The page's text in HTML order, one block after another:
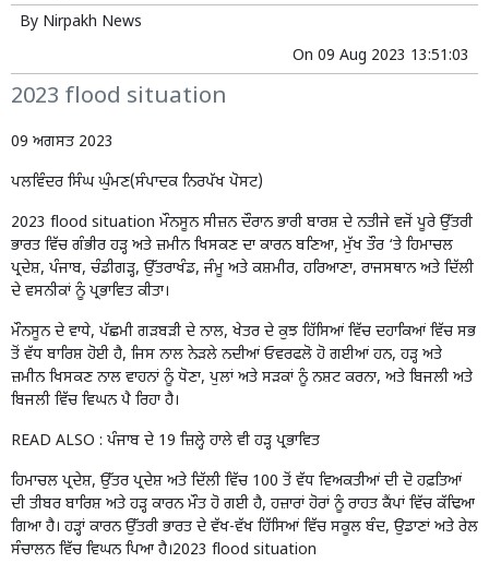
By Nirpakh News
On 09 Aug 2023 13:51:03
2023 flood situation
09 ਅਗਸਤ 2023
ਪਲਵਿੰਦਰ ਸਿੰਘ ਘੁੰਮਣ(ਸੰਪਾਦਕ ਨਿਰਪੱਖ ਪੋਸਟ)
2023 flood situation ਮੌਨਸੂਨ ਸੀਜ਼ਨ ਦੌਰਾਨ ਭਾਰੀ ਬਾਰਸ਼ ਦੇ ਨਤੀਜੇ ਵਜੋਂ ਪੂਰੇ ਉੱਤਰੀ
ਭਾਰਤ ਵਿੱਚ ਗੰਭੀਰ ਹੜ੍ਹ ਅਤੇ ਜ਼ਮੀਨ ਖਿਸਕਣ ਦਾ ਕਾਰਨ ਬਣਿਆ, ਮੁੱਖ ਤੌਰ ‘ਤੇ ਹਿਮਾਚਲ
ਪ੍ਰਦੇਸ਼, ਪੰਜਾਬ, ਚੰਡੀਗੜ੍ਹ, ਉੱਤਰਾਖੰਡ, ਜੰਮੂ ਅਤੇ ਕਸ਼ਮੀਰ, ਹਰਿਆਣਾ, ਰਾਜਸਥਾਨ ਅਤੇ ਦਿੱਲੀ
ਦੇ ਵਸਨੀਕਾਂ ਨੂੰ ਪ੍ਰਭਾਵਿਤ ਕੀਤਾ।
ਮੌਨਸੂਨ ਦੇ ਵਾਧੇ, ਪੱਛਮੀ ਗੜਬੜੀ ਦੇ ਨਾਲ, ਖੇਤਰ ਦੇ ਕੁਝ ਹਿੱਸਿਆਂ ਵਿੱਚ ਦਹਾਕਿਆਂ ਵਿੱਚ ਸਭ
ਤੋਂ ਵੱਧ ਬਾਰਿਸ਼ ਹੋਈ ਹੈ, ਜਿਸ ਨਾਲ ਨੇੜਲੇ ਨਦੀਆਂ ਓਵਰਫਲੋ ਹੋ ਗਈਆਂ ਹਨ, ਹੜ੍ਹ ਅਤੇ
ਜ਼ਮੀਨ ਖਿਸਕਣ ਨਾਲ ਵਾਹਨਾਂ ਨੂੰ ਧੋਣਾ, ਪੁਲਾਂ ਅਤੇ ਸੜਕਾਂ ਨੂੰ ਨਸ਼ਟ ਕਰਨਾ, ਅਤੇ ਬਿਜਲੀ ਅਤੇ
ਬਿਜਲੀ ਵਿੱਚ ਵਿਘਨ ਪੈ ਰਿਹਾ ਹੈ।
READ ALSO : ਪੰਜਾਬ ਦੇ 19 ਜ਼ਿਲ੍ਹੇ ਹਾਲੇ ਵੀ ਹੜ੍ਹ ਪ੍ਰਭਾਵਿਤ
ਹਿਮਾਚਲ ਪ੍ਰਦੇਸ਼, ਉੱਤਰ ਪ੍ਰਦੇਸ਼ ਅਤੇ ਦਿੱਲੀ ਵਿੱਚ 100 ਤੋਂ ਵੱਧ ਵਿਅਕਤੀਆਂ ਦੀ ਦੋ ਹਫ਼ਤਿਆਂ
ਦੀ ਤੀਬਰ ਬਾਰਿਸ਼ ਅਤੇ ਹੜ੍ਹ ਕਾਰਨ ਮੌਤ ਹੋ ਗਈ ਹੈ, ਹਜ਼ਾਰਾਂ ਹੋਰਾਂ ਨੂੰ ਰਾਹਤ ਕੈਂਪਾਂ ਵਿੱਚ ਕੱਢਿਆ
ਗਿਆ ਹੈ। ਹੜ੍ਹਾਂ ਕਾਰਨ ਉੱਤਰੀ ਭਾਰਤ ਦੇ ਵੱਖ-ਵੱਖ ਹਿੱਸਿਆਂ ਵਿੱਚ ਸਕੂਲ ਬੰਦ, ਉਡਾਣਾਂ ਅਤੇ ਰੇਲ
ਸੰਚਾਲਨ ਵਿੱਚ ਵਿਘਨ ਪਿਆ ਹੈ।2023 flood situation